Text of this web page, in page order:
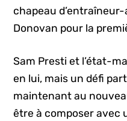
chapeau
Donovan pour la
Sam Presti et l’état-
en lui, mais un défi
maintenant au
être à composer avec